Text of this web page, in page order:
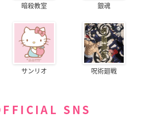
暗殺教室 銀魂
サンリオ 呪術廻戦
SNS